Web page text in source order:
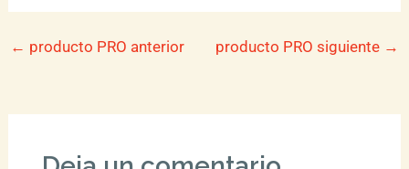
← producto PRO anterior producto PRO siguiente →